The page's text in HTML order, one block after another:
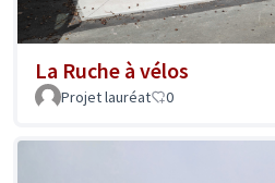
La Ruche à vélos
Projet lauréat 0